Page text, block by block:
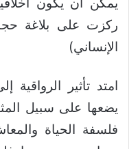
ركزت على بلاغة
الإنساني)
امتد تأثير الرواقية
يضعها على سبيل
فلسفة الحياة